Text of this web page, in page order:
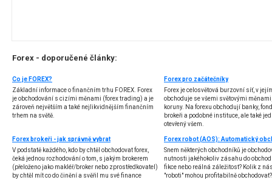
Forex - doporučené články:
Co je FOREX?
Základní informace o finančním trhu FOREX. Forex
je obchodování s cizími měnami (forex trading) a je
zároveň největším a také nejlikvidnějším finančním
trhem na světě.
Forex pro začátečníky
Forex je celosvětová burzovní síť, v
obchoduje se všemi světovými
koruny. Na forexu obchodují banky,
brokeři a podobné instituce, ale také
otevřený všem.
Forex brokeři - jak správně vybrat
V podstatě každého, kdo by chtěl obchodovat forex,
čeká jednou rozhodování o tom, s jakým brokerem
(přeloženo jako makléř/broker nebo zprostředkovatel)
by chtěl mít co do činění a svěřil mu své finance
Snem některých obchodníků je
nutnosti jakéhokoliv zásahu do
fikce nebo reálná záležitost? Kolik z
"roboti" mohou profitabilně